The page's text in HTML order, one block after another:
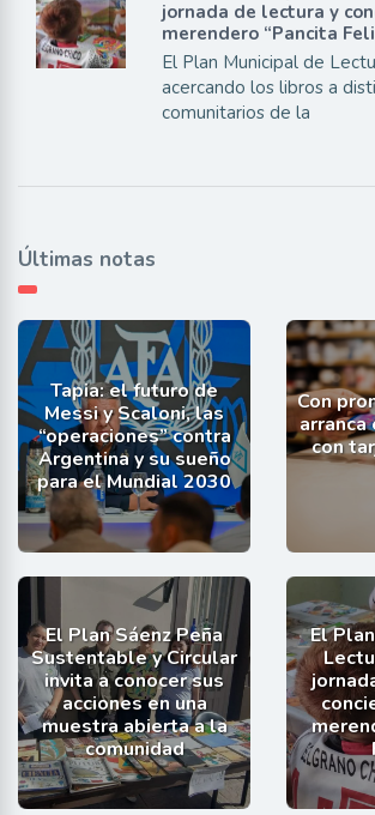
jornada de lectura y
merendero “Pancita
El Plan Municipal de
acercando los libros a
comunitarios de la
Últimas notas
Tapia: el futuro de
Messi y Scaloni, las
“operaciones” contra
Argentina y su sueño
para el Mundial 2030
Con
arranca
con
El Plan Sáenz Peña
Sustentable y Circular
invita a conocer sus
acciones en una
muestra abierta a la
comunidad
El